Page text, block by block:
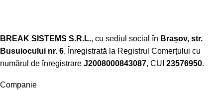
BREAK SISTEMS S.R.L., cu sediul social în Brașov, str.
Busuiocului nr. 6. Înregistrată la Registrul Comerțului cu
numărul de înregistrare J2008000843087, CUI 23576950.​
Companie